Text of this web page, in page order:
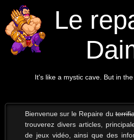
Le
It's like a mystic cave. But in
Bienvenue sur le Repaire du
trouverez divers articles,
de jeux vidéo, ainsi que des